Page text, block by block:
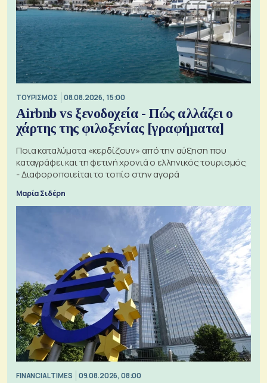
ΤΟΥΡΙΣΜΟΣ 08.08.2026, 15:00
Airbnb vs ξενοδοχεία - Πώς αλλάζει ο
χάρτης της φιλοξενίας [γραφήματα]
Ποια καταλύματα «κερδίζουν» από την αύξηση που
καταγράφει και τη φετινή χρονιά ο ελληνικός τουρισμός
- Διαφοροποιείται το τοπίο στην αγορά
Μαρία Σιδέρη
FINANCIAL TIMES 09.08.2026, 08:00